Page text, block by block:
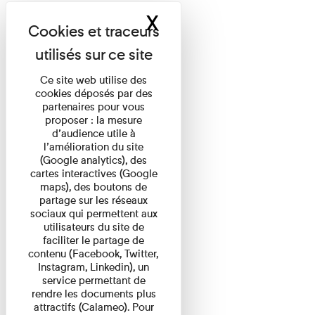
Ce site web utilise des
cookies déposés par des
partenaires pour vous
proposer : la mesure
d’audience utile à
l’amélioration du site
(Google analytics), des
cartes interactives (Google
maps), des boutons de
partage sur les réseaux
sociaux qui permettent aux
utilisateurs du site de
faciliter le partage de
contenu (Facebook, Twitter,
Instagram, Linkedin), un
service permettant de
rendre les documents plus
attractifs (Calameo). Pour
XMasquer le